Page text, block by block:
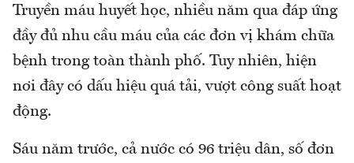
Truyền máu huyết học, nhiều năm qua đáp ứng
đầy đủ nhu cầu máu của các đơn vị khám chữa
bệnh trong toàn thành phố. Tuy nhiên, hiện
nơi đây có dấu hiệu quá tải, vượt công suất hoạt
động.
Sáu năm trước, cả nước có 96 triệu dân, số đơn